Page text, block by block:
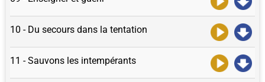
10 - Du secours dans la tentation
11 - Sauvons les intempérants